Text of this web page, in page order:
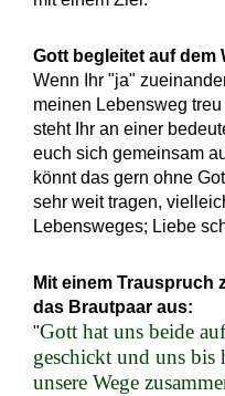
Gott begleitet auf dem
Wenn Ihr "ja"
meinen Lebensweg
steht Ihr an einer
euch sich gemeinsam
könnt das gern ohne
sehr weit tragen,
Lebensweges; Liebe
Mit einem Trauspruch
das Brautpaar aus:
"Gott hat uns beide
geschickt und uns bis
unsere Wege